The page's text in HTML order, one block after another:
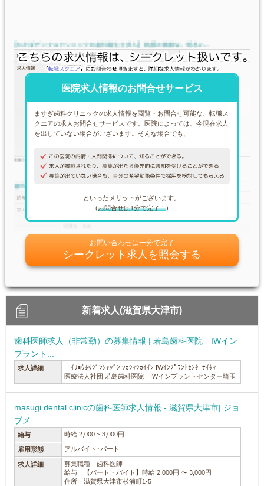
医院求人情報のお問合せサービス
ますぎ歯科クリニックの求人情報を閲覧・お問合せ可能な、転職ス
クエアの求人お問合せサービスです。医院によっては、今現在求人
を出していない場合がございます。そんな場合でも、
といったメリットがございます。
(お問合せは1分で完了！)
お問い合わせは一分で完了
シークレット求人を照会する
新着求人(滋賀県大津市)
歯科医師求人（非常勤）の募集情報 | 若島歯科医院 IWイン
プラント...
求人詳細
ｲﾘｮｳﾎｳｼﾞﾝｼｬﾀﾞﾝ ﾜｶｼﾏｼｶｲｲﾝ IWｲﾝﾌﾟﾗﾝﾄｾﾝﾀｰｻｲﾀﾏ
医療法人社団 若島歯科医院 IWインプラントセンター埼玉
masugi dental clinicの歯科医師求人情報 - 滋賀県大津市| ジョ
ブメ...
給与 時給 2,000 ~ 3,000円
雇用形態 アルバイト･パート
求人詳細
募集職種 歯科医師
給与 【パート・バイト】時給 2,000円 〜 3,000円
住所 滋賀県大津市杉浦町1-5